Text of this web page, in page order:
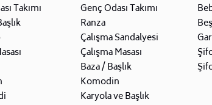
Takımı
Genç Odası Takımı
Ranza
Çalışma Sandalyesi
Çalışma Masası
Baza / Başlık
Komodin
Karyola ve Başlık